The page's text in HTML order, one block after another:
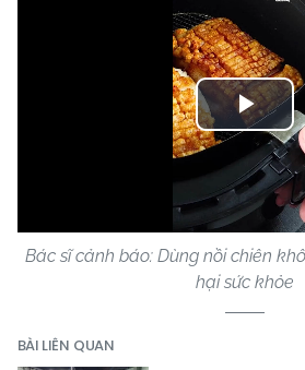
Bác sĩ cảnh báo: Dùng nồi chiên
hại sức khỏe
BÀI LIÊN QUAN